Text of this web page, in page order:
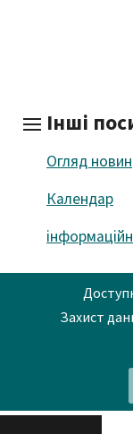
Інші
Огляд новин
Календар
Захист